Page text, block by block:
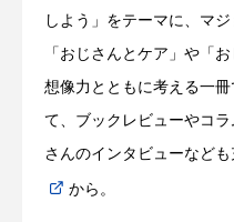
しよう」をテーマに、マ
「おじさんとケア」や「
想像力とともに考える一
て、ブックレビューやコ
さんのインタビューなど
から。